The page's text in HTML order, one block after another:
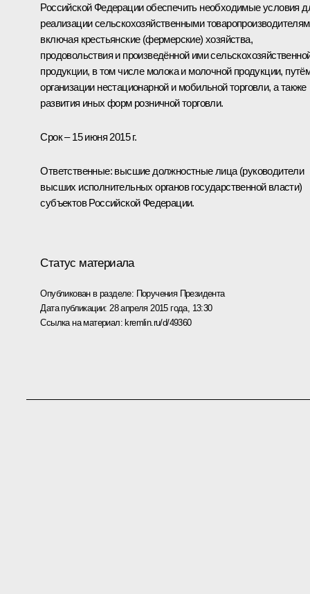
Российской Федерации обеспечить необходимые условия
реализации сельскохозяйственными
включая крестьянские (фермерские) хозяйства,
продовольствия и произведённой ими
продукции, в том числе молока и молочной продукции,
организации нестационарной и мобильной торговли, а также
развития иных форм розничной торговли.
Срок – 15 июня 2015 г.
Ответственные: высшие должностные лица (руководители
высших исполнительных органов государственной власти)
субъектов Российской Федерации.
Статус материала
Опубликован в разделе: Поручения Президента
Дата публикации: 28 апреля 2015 года, 13:30
Ссылка на материал: kremlin.ru/d/49360